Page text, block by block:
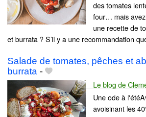
des tomates
four… mais
une recette de
et burrata ? S’il y a une recommandation
Salade de tomates, pêches et
burrata -
Le blog de
Une ode à
avoisinant les